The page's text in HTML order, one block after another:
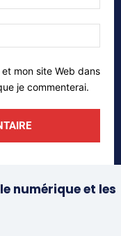
:*
web:
mon site Web dans
je commenterai.
numérique et les